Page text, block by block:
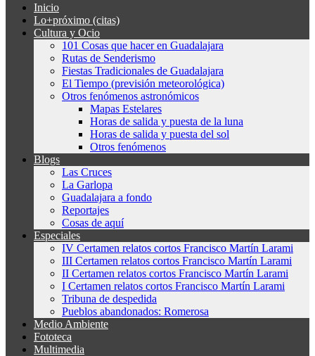
Inicio
Lo+próximo (citas)
Cultura y Ocio
101 Cosas que hacer en Guadalajara
Rutas de Senderismo
Fiestas Tradicionales de Guadalajara
El Tiempo (previsión meteorológica)
Otros fenómenos astronómicos
Mapas Estelares
Horas de salida y puesta de la luna
Horas de salida y puesta del sol
Otros fenómenos
Blogs
Las Cruces
La Garlopa
Guadalajara a fondo
Reportajes
Cosas de aquí
Especiales
IV Certamen relatos cortos Francisco Martín Larami
III Certamen relatos cortos Francisco Martín Larami
II Certamen relatos cortos Francisco Martín Larami
I Certamen relatos cortos Francisco Martín Larami
Tribuna de despedida
Pueblos abandonados: Romerosa
Medio Ambiente
Fototeca
Multimedia